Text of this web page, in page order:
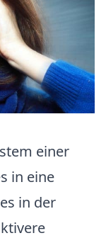
einer
in eine
in der